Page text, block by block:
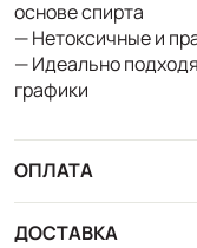
основе спирта
— Нетоксичные и
— Идеально
графики
ОПЛАТА
ДОСТАВКА